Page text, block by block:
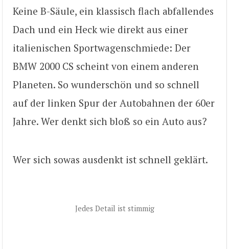
Keine B-Säule, ein klassisch flach abfallendes
Dach und ein Heck wie direkt aus einer
italienischen Sportwagenschmiede: Der
BMW 2000 CS scheint von einem anderen
Planeten. So wunderschön und so schnell
auf der linken Spur der Autobahnen der 60er
Jahre. Wer denkt sich bloß so ein Auto aus?
Wer sich sowas ausdenkt ist schnell geklärt.
Jedes Detail ist stimmig